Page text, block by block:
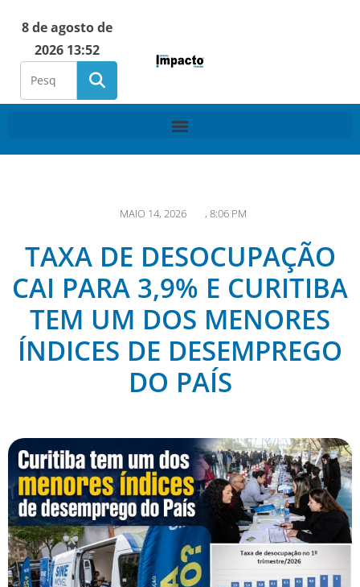
8 de agosto de
2026 13:52
MAIO 14, 2026 , 8:06 PM
TAXA DE DESOCUPAÇÃO
CAI PARA 3,9% E CURITIBA
TEM UM DOS MENORES
ÍNDICES DE DESEMPREGO
DO PAÍS